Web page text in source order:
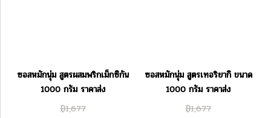
ซอสหมักนุ่ม สูตรผสมพริกเม็กซิกัน
1000 กรัม ราคาส่ง
฿1,677
ซอสหมักนุ่ม สูตรเทอริยากิ ขนาด
1000 กรัม ราคาส่ง
฿1,677